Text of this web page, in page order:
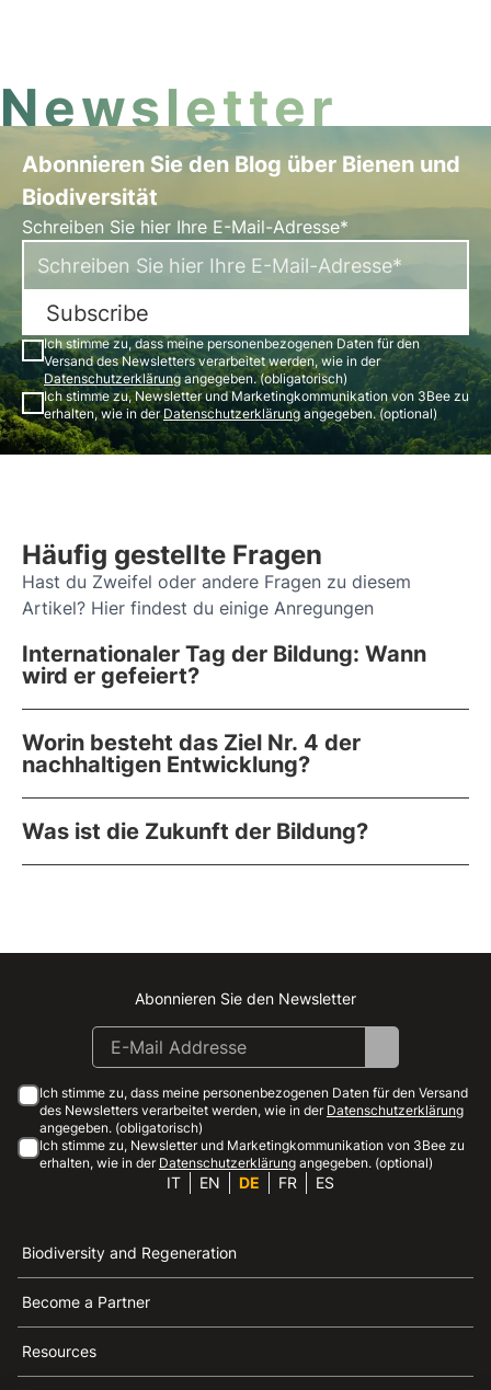
Newsletter
Abonnieren Sie den Blog über Bienen und
Biodiversität
Schreiben Sie hier Ihre E-Mail-Adresse*
Subscribe
Ich stimme zu, dass meine personenbezogenen Daten für den
Versand des Newsletters verarbeitet werden, wie in der
Datenschutzerklärungangegeben. (obligatorisch)
Ich stimme zu, Newsletter und Marketingkommunikation von 3Bee zu
erhalten, wie in derDatenschutzerklärungangegeben. (optional)
Häufig gestellte Fragen
Hast du Zweifel oder andere Fragen zu diesem
Artikel? Hier findest du einige Anregungen
Internationaler Tag der Bildung: Wann
wird er gefeiert?
Worin besteht das Ziel Nr. 4 der
nachhaltigen Entwicklung?
Was ist die Zukunft der Bildung?
Instagram
Facebook
Linkedin
Youtube
Abonnieren Sie den Newsletter
Ich stimme zu, dass meine personenbezogenen Daten für den Versand
des Newsletters verarbeitet werden, wie in der Datenschutzerklärung
angegeben. (obligatorisch)
Ich stimme zu, Newsletter und Marketingkommunikation von 3Bee zu
erhalten, wie in der Datenschutzerklärung angegeben. (optional)
IT EN DE FR ES
Biodiversity and Regeneration
Become a Partner
Resources